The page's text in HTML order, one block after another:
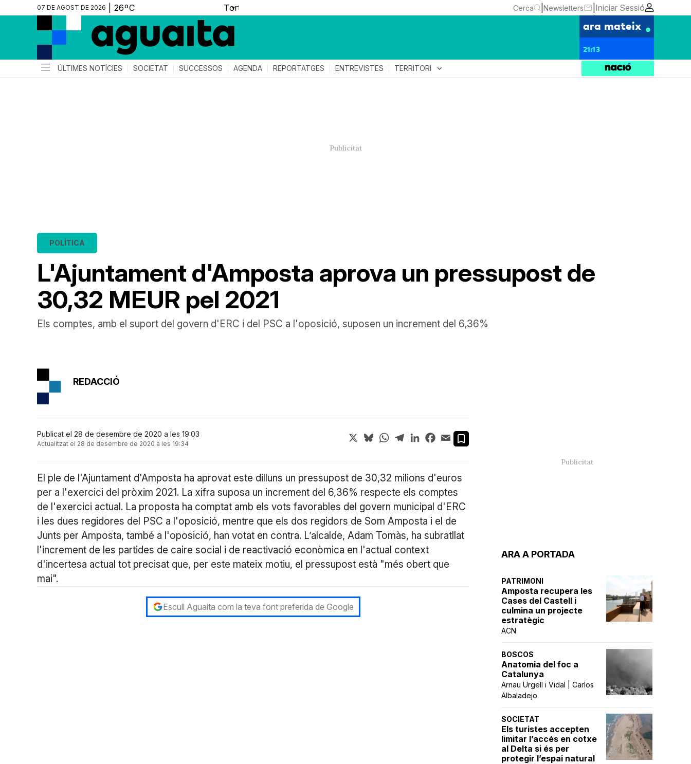
07 DE AGOST DE 2026 ▼ Cerca Newsletters Iniciar Sessió
ara mateix
21:13
ÚLTIMES NOTÍCIES SOCIETAT SUCCESSOS AGENDA REPORTATGES ENTREVISTES TERRITORI expand_more
L'Ajuntament d'Amposta aprova un pressupost de
30,32 MEUR pel 2021
POLÍTICA
Els comptes, amb el suport del govern d'ERC i del PSC a l'oposició, suposen un increment del 6,36%
ARA A PORTADA
PATRIMONI
Amposta recupera les
Cases del Castell i
culmina un projecte
estratègic
ACN
BOSCOS
Anatomia del foc a
Catalunya
Arnau Urgell i Vidal | Carlos
Albaladejo
SOCIETAT
Els turistes accepten
limitar l’accés en cotxe
al Delta si és per
protegir l’espai natural
REDACCIÓ
Publicat el 28 de desembre de 2020 a les 19:03
Actualitzat el 28 de desembre de 2020 a les 19:34
X BlueskyWhatsApp
TelegramLinkedInFacebook
Email
El ple de l'Ajuntament d'Amposta ha aprovat este dilluns un pressupost de 30,32 milions d'euros
per a l'exercici del pròxim 2021. La xifra suposa un increment del 6,36% respecte els comptes
de l'exercici actual. La proposta ha comptat amb els vots favorables del govern municipal d'ERC
i les dues regidores del PSC a l'oposició, mentre que els dos regidors de Som Amposta i el de
Junts per Amposta, també a l'oposició, han votat en contra. L’alcalde, Adam Tomàs, ha subratllat
l'increment de les partides de caire social i de reactivació econòmica en l'actual context
d'incertesa actual tot precisat que, per este mateix motiu, el pressupost està "més obert que
mai".
Escull Aguaita com la teva font preferida de Google